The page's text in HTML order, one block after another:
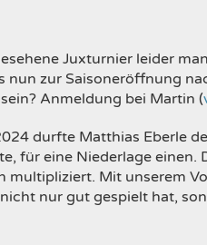
Juxturnier leider
nun zur Saisoneröffnung
Anmeldung bei Martin (
durfte Matthias Eberle
für eine Niederlage
multipliziert. Mit unserem
nur gut gespielt hat,